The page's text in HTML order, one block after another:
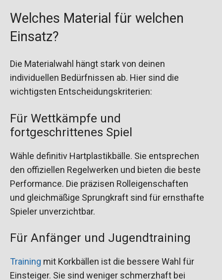
Welches Material für welchen
Einsatz?
Die Materialwahl hängt stark von deinen
individuellen Bedürfnissen ab. Hier sind die
wichtigsten Entscheidungskriterien:
Für Wettkämpfe und
fortgeschrittenes Spiel
Wähle definitiv Hartplastikbälle. Sie entsprechen
den offiziellen Regelwerken und bieten die beste
Performance. Die präzisen Rolleigenschaften
und gleichmäßige Sprungkraft sind für ernsthafte
Spieler unverzichtbar.
Für Anfänger und Jugendtraining
Training mit Korkbällen ist die bessere Wahl für
Einsteiger. Sie sind weniger schmerzhaft bei